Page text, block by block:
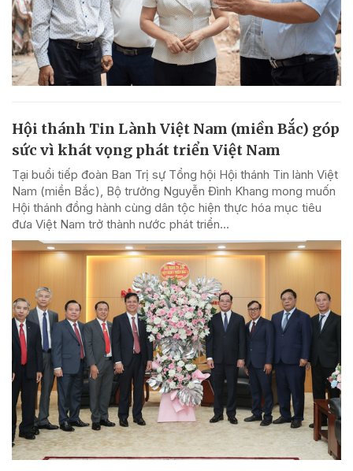
Hội thánh Tin Lành Việt Nam (miền Bắc) góp
sức vì khát vọng phát triển Việt Nam
Tại buổi tiếp đoàn Ban Trị sự Tổng hội Hội thánh Tin lành Việt
Nam (miền Bắc), Bộ trưởng Nguyễn Đình Khang mong muốn
Hội thánh đồng hành cùng dân tộc hiện thực hóa mục tiêu
đưa Việt Nam trở thành nước phát triển...